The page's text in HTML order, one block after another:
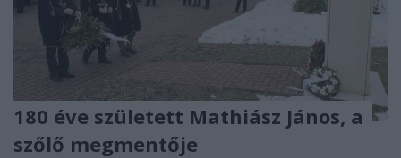
180 éve született Mathiász János, a
szőlő megmentője